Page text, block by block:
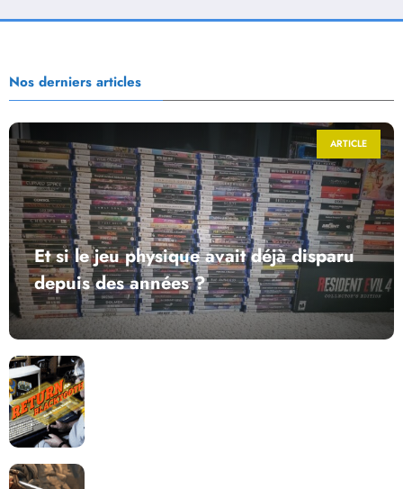
Nos derniers articles
ARTICLE
Et si le jeu physique avait déjà disparu
depuis des années ?